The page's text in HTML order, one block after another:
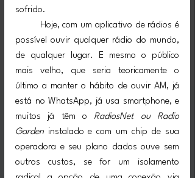
sofrido.
possível ouvir qualquer rádio do mundo,
de qualquer lugar. E mesmo o público
mais velho, que seria teoricamente o
último a manter o hábito de ouvir AM, já
está no WhatsApp, já usa smartphone, e
muitos já têm o RadiosNet ou Radio
Garden instalado e com um chip de sua
operadora e seu plano dados ouve sem
outros custos, se for um isolamento